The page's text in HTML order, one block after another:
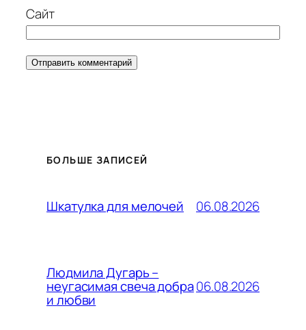
Сайт
БОЛЬШЕ ЗАПИСЕЙ
Шкатулка для мелочей 06.08.2026
Людмила Дугарь –
неугасимая свеча добра
и любви
06.08.2026